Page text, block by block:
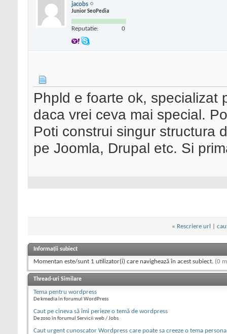
jacobs
Junior SeoPedia
Reputatie: 0
Phpld e foarte ok, specializat
daca vrei ceva mai special.
Poti construi singur structura
pe Joomla, Drupal etc. Si
« Rescriere url
Informații subiect
Momentan este/sunt 1 utilizator(i) care navighează în acest subiect. (0
Thread-uri Similare
Tema pentru wordpress
De kmedia în forumul WordPress
Caut pe cineva să îmi perieze o temă de wordpress
De zoso în forumul Servicii web / Jobs
Caut urgent cunoscator Wordpress care poate sa creeze o tema